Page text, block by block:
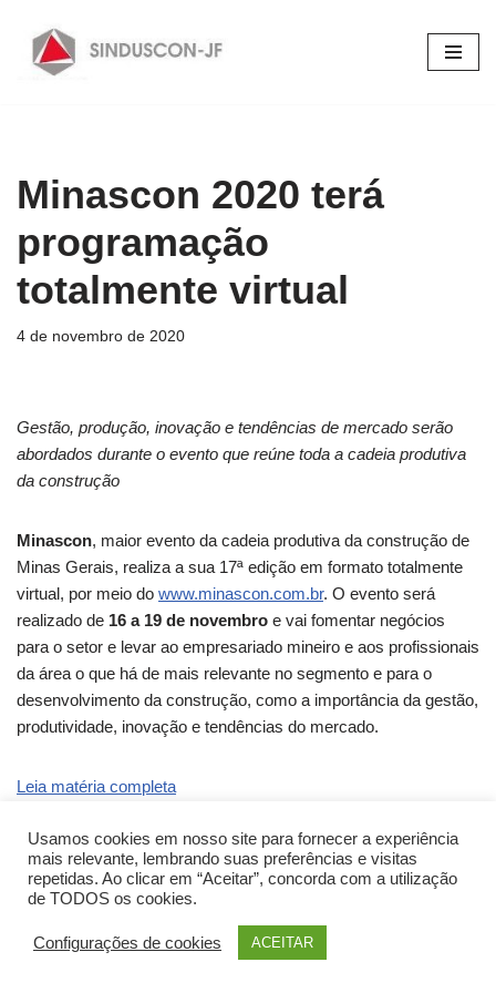
Pular
Minascon 2020 terá
programação
totalmente virtual
4 de novembro de 2020
Gestão, produção, inovação e tendências de mercado serão
abordados durante o evento que reúne toda a cadeia produtiva
da construção
Minascon, maior evento da cadeia produtiva da construção de
Minas Gerais, realiza a sua 17ª edição em formato totalmente
virtual, por meio do www.minascon.com.br. O evento será
realizado de 16 a 19 de novembro e vai fomentar negócios
para o setor e levar ao empresariado mineiro e aos profissionais
da área o que há de mais relevante no segmento e para o
desenvolvimento da construção, como a importância da gestão,
produtividade, inovação e tendências do mercado.
Leia matéria completa
Usamos cookies em nosso site para fornecer a experiência
mais relevante, lembrando suas preferências e visitas
repetidas. Ao clicar em “Aceitar”, concorda com a utilização
de TODOS os cookies.
Configurações de cookies ACEITAR